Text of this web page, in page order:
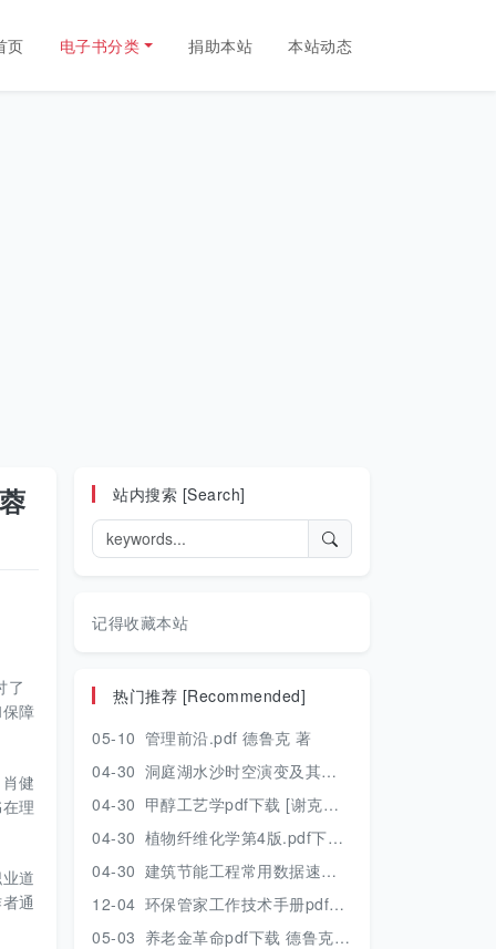
页 电子书分类 捐助本站 本站动态
了
障
健
理
道
通
站内搜索 [Search]
记得收藏本站
热门推荐 [Recommended]
05-10 管理前沿.pdf 德鲁克 著
04-30 洞庭湖水沙时空演变及其对水资源安全的影响研究.pdf 胡光伟 著 2017年版
04-30 甲醇工艺学pdf下载 [谢克昌 房鼎业主编] 2010年版
04-30 植物纤维化学第4版.pdf下载 [裴继诚主编] 2012年版
04-30 建筑节能工程常用数据速查手册.pdf下载 [陈慢勤著] 2010年版
12-04 环保管家工作技术手册pdf下载 2019年版
05-03 养老金革命pdf下载 德鲁克 著